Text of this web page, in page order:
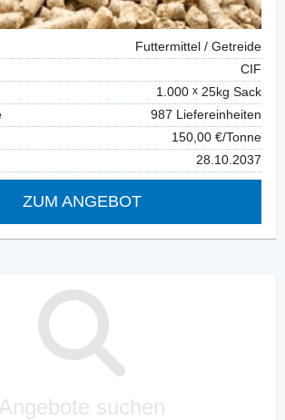
Futtermittel / Getreide
CIF
1.000
25kg Sack
987 Liefereinheiten
150,00 €/Tonne
28.10.2037
ZUM ANGEBOT
Angebote suchen